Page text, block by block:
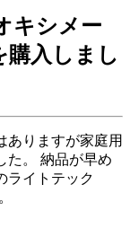
キシメー
購入しまし
ありますが家庭用
た。 納品が早め
ライトテック